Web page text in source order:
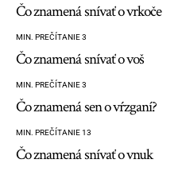
Čo znamená snívať o vrkoče
MIN. PREČÍTANIE 3
Čo znamená snívať o voš
MIN. PREČÍTANIE 3
Čo znamená sen o vŕzganí?
MIN. PREČÍTANIE 13
Čo znamená snívať o vnuk